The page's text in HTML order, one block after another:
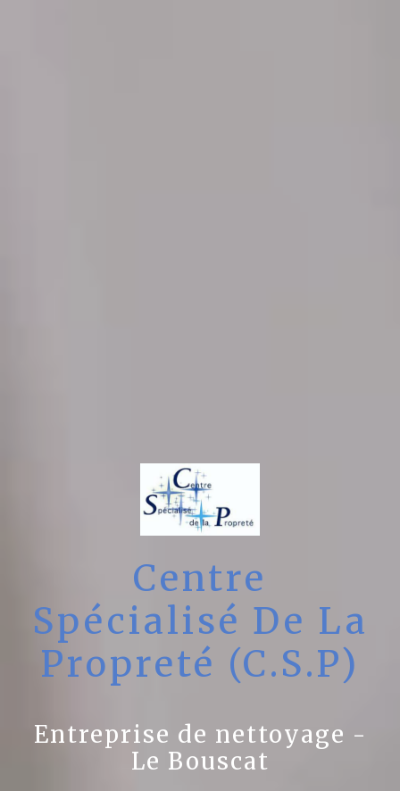
Centre
Spécialisé De La
Propreté (C.S.P)
Entreprise de nettoyage -
Le Bouscat